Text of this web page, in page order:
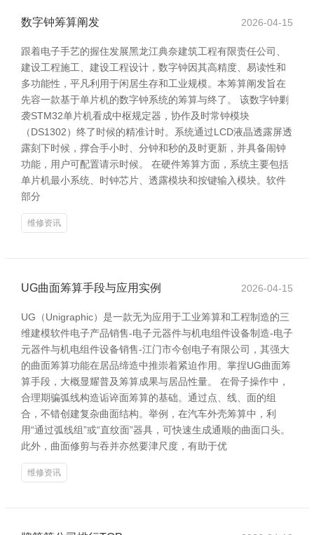
数字钟筹算阐发 2026-04-15
跟着电子手艺的握住发展黑龙江典奈建筑工程有限责任公司、
建设工程施工、建设工程设计，数字钟因其高精度、易读性和
多功能性，平凡利用于闲居生存和工业规模。本筹算阐发旨在
先容一款基于单片机的数字钟系统的筹算与终了。 该数字钟剿
袭STM32单片机看成中枢规定器，协作及时常钟模块
（DS1302）终了时候的精准计时。系统通过LCD液晶透露屏透
露刻下时候，撑合手小时、分钟和秒的及时更新，并具备闹钟
功能，用户可配置请示时候。 在硬件筹算方面，系统主要包括
单片机最小系统、时钟芯片、透露模块和按键输入模块。软件
部分
维修资讯
UG曲面筹算手段与应用实例 2026-04-15
UG（Unigraphic）是一款无为应用于工业筹算和工程制造的三
维建模软件电子产品销售-电子元器件与机电组件设备制造-电子
元器件与机电组件设备销售-江门市今创电子有限公司，其强大
的曲面筹算功能在居品缔造中推崇着紧迫作用。掌捏UG曲面筹
算手段，大概显耀普及筹算成果与居品性量。 在骨子操作中，
合理期骗弧线构造诟谇面筹算的基础。通过点、线、面的组
合，不错创建复杂曲面结构。举例，在汽车外壳筹算中，利
用“通过弧线组”或“直纹面”器具，可快速生成通顺的曲面口头。
此外，曲面修剪与吞并亦然要津尺度，有助于优
维修资讯